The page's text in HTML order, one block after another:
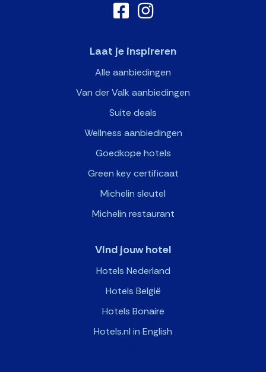
Laat je inspireren
Alle aanbiedingen
Van der Valk aanbiedingen
Suite deals
Wellness aanbiedingen
Goedkope hotels
Green key certificaat
Michelin sleutel
Michelin restaurant
Vind jouw hotel
Hotels Nederland
Hotels België
Hotels Bonaire
Hotels.nl in English
>